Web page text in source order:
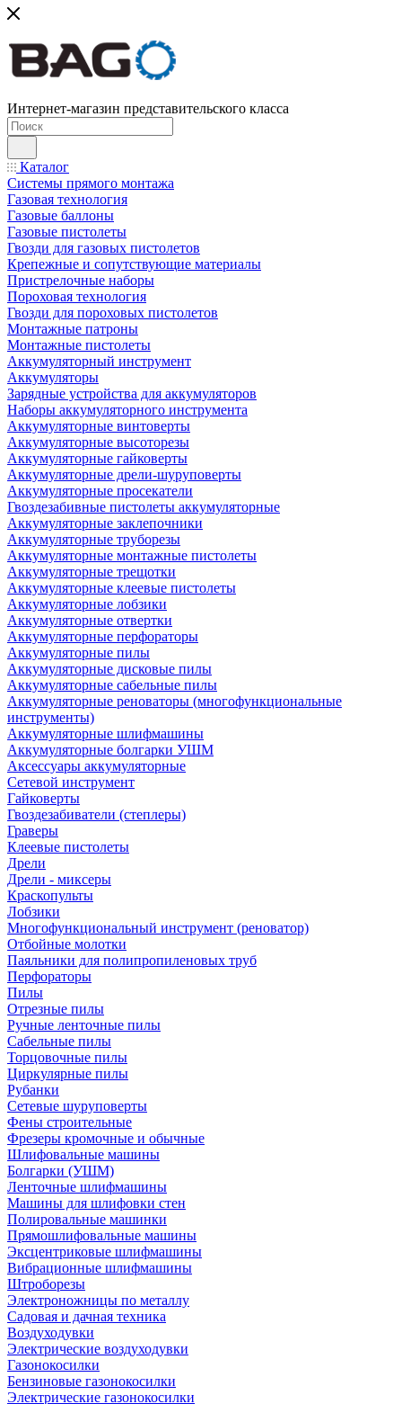
Интернет-магазин представительского класса
Каталог
Системы прямого монтажа
Газовая технология
Газовые баллоны
Газовые пистолеты
Гвозди для газовых пистолетов
Крепежные и сопутствующие материалы
Пристрелочные наборы
Пороховая технология
Гвозди для пороховых пистолетов
Монтажные патроны
Монтажные пистолеты
Аккумуляторный инструмент
Аккумуляторы
Зарядные устройства для аккумуляторов
Наборы аккумуляторного инструмента
Аккумуляторные винтоверты
Аккумуляторные высоторезы
Аккумуляторные гайковерты
Аккумуляторные дрели-шуруповерты
Аккумуляторные просекатели
Гвоздезабивные пистолеты аккумуляторные
Аккумуляторные заклепочники
Аккумуляторные труборезы
Аккумуляторные монтажные пистолеты
Аккумуляторные трещотки
Аккумуляторные клеевые пистолеты
Аккумуляторные лобзики
Аккумуляторные отвертки
Аккумуляторные перфораторы
Аккумуляторные пилы
Аккумуляторные дисковые пилы
Аккумуляторные сабельные пилы
Аккумуляторные реноваторы (многофункциональные
инструменты)
Аккумуляторные шлифмашины
Аккумуляторные болгарки УШМ
Аксессуары аккумуляторные
Сетевой инструмент
Гайковерты
Гвоздезабиватели (степлеры)
Граверы
Клеевые пистолеты
Дрели
Дрели - миксеры
Краскопульты
Лобзики
Многофункциональный инструмент (реноватор)
Отбойные молотки
Паяльники для полипропиленовых труб
Перфораторы
Пилы
Отрезные пилы
Ручные ленточные пилы
Сабельные пилы
Торцовочные пилы
Циркулярные пилы
Рубанки
Сетевые шуруповерты
Фены строительные
Фрезеры кромочные и обычные
Шлифовальные машины
Болгарки (УШМ)
Ленточные шлифмашины
Машины для шлифовки стен
Полировальные машинки
Прямошлифовальные машины
Эксцентриковые шлифмашины
Вибрационные шлифмашины
Штроборезы
Электроножницы по металлу
Садовая и дачная техника
Воздуходувки
Электрические воздуходувки
Газонокосилки
Бензиновые газонокосилки
Электрические газонокосилки